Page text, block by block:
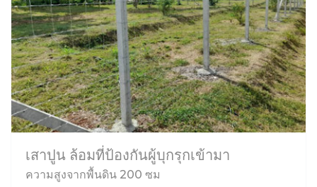
เสาปูน ล้อมที่ป้องกันผู้บุกรุกเข้ามา
ความสูงจากพื้นดิน 200 ซม